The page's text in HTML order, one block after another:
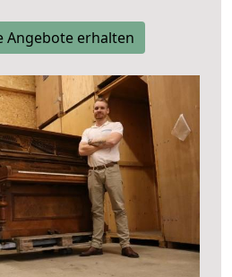
Angebote erhalten